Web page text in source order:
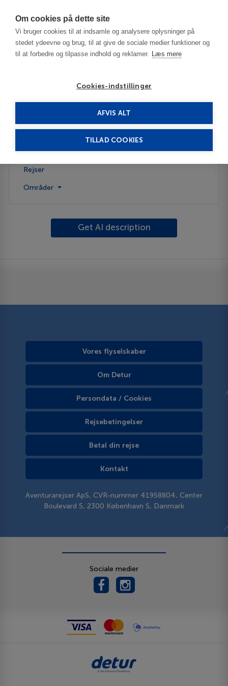
Om cookies på dette site
Vi bruger cookies til at indsamle og analysere oplysninger på
stedet ydeevne og brug, til at give de sociale medier funktioner og
til at forbedre og tilpasse indhold og reklamer. Læs mere
Cookies-indstillinger
AFVIS ALT
TILLAD COOKIES
Beskrivelse
Rejser
Områder
Get AI description
Vores flyselskaber
Om Detur
Persondata / Cookies
Rejsebetingelser
Betal din rejse
Kontakt
Aventurarejser ApS, CVR-nummer 41958804, Center
Boulevard 5, 2300 København S, Danmark
Sociale medier